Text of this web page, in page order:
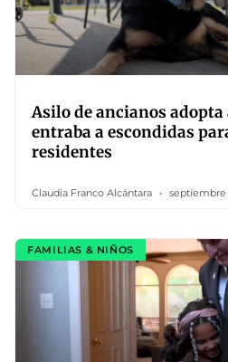
Asilo de ancianos adopta
entraba a escondidas
residentes
Claudia Franco Alcántara septiembre
FAMILIAS & NIÑOS